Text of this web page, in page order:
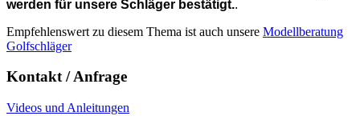
werden für unsere Schläger bestätigt..
Empfehlenswert zu diesem Thema ist auch unsere Modellberatung
Golfschläger
Kontakt / Anfrage
Videos und Anleitungen